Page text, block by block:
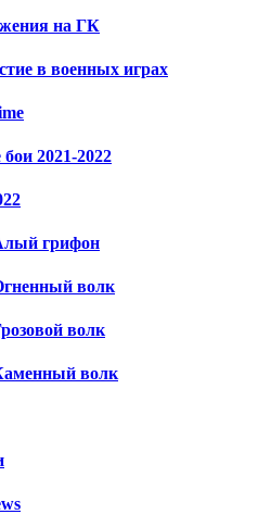
на ГК
в военных играх
2021-2022
грифон
волк
волк
волк